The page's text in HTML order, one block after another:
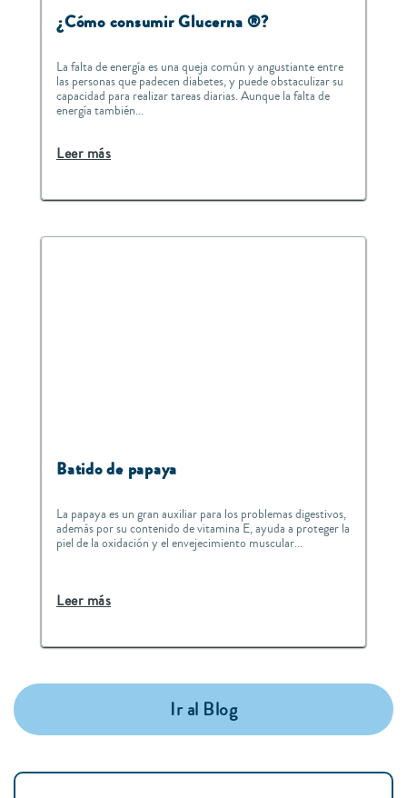
¿Cómo consumir Glucerna ®?
La falta de energía es una queja común y angustiante entre
las personas que padecen diabetes, y puede obstaculizar su
capacidad para realizar tareas diarias. Aunque la falta de
energía también...
Leer más
Batido de papaya
La papaya es un gran auxiliar para los problemas digestivos,
además por su contenido de vitamina E, ayuda a proteger la
piel de la oxidación y el envejecimiento muscular...
Leer más
Ir al Blog